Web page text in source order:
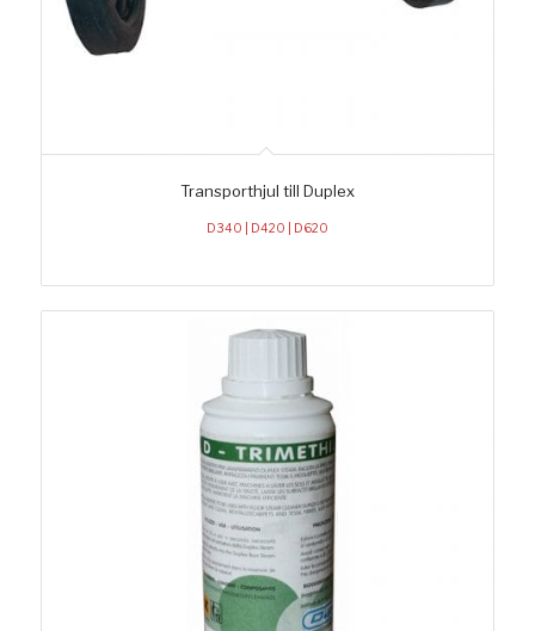
Transporthjul till Duplex
D340 | D420 | D620